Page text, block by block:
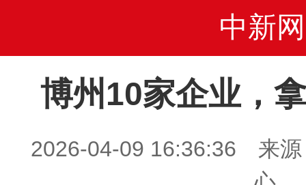
中新网
博州10家企业，
2026-04-09 16:36:36 来源